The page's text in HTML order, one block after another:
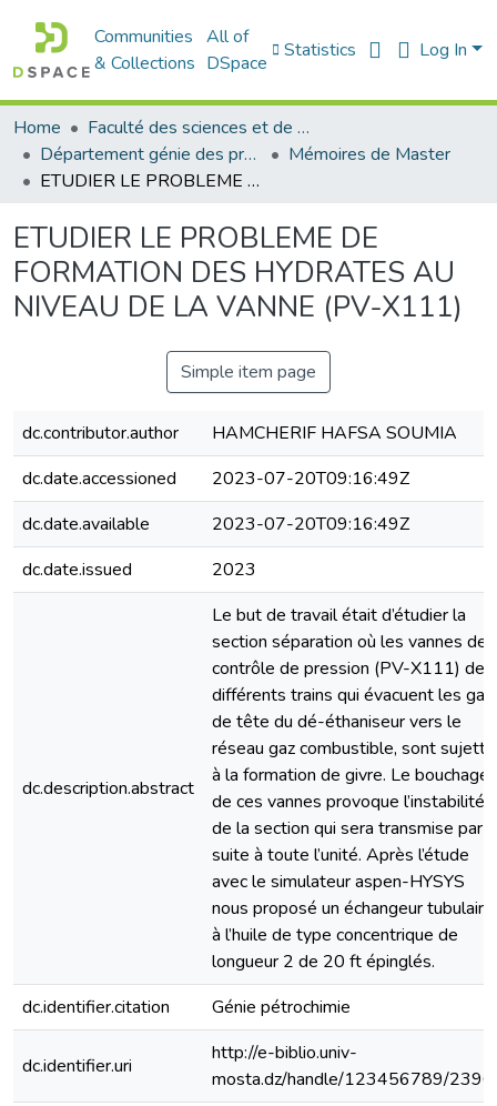
Communities
& Collections
All of
DSpace
Statistics Log In
Home
Faculté des sciences et de la technologie
Département génie des procédés
Mémoires de Master
ETUDIER LE PROBLEME DE FORMATION DES HYDRATES AU NIVEAU DE LA VANNE (PV-X111)
ETUDIER LE PROBLEME DE
FORMATION DES HYDRATES AU
NIVEAU DE LA VANNE (PV-X111)
Simple item page
dc.contributor.author
HAMCHERIF HAFSA SOUMIA
dc.date.accessioned
2023-07-20T09:16:49Z
dc.date.available
2023-07-20T09:16:49Z
dc.date.issued
2023
dc.description.abstract
Le but de travail était d’étudier la
section séparation où les vannes de
contrôle de pression (PV-X111) des
différents trains qui évacuent les gaz
de tête du dé-éthaniseur vers le
réseau gaz combustible, sont
à la formation de givre. Le bouchage
de ces vannes provoque l’instabilité
de la section qui sera transmise par
suite à toute l’unité. Après l’étude
avec le simulateur aspen-HYSYS
nous proposé un échangeur tubulaire
à l’huile de type concentrique de
longueur 2 de 20 ft épinglés.
dc.identifier.citation
Génie pétrochimie
dc.identifier.uri
http://e-biblio.univ-
mosta.dz/handle/123456789/